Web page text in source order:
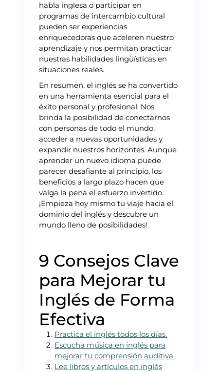
habla inglesa o participar en
programas de intercambio cultural
pueden ser experiencias
enriquecedoras que aceleren nuestro
aprendizaje y nos permitan practicar
nuestras habilidades lingüísticas en
situaciones reales.
En resumen, el inglés se ha convertido
en una herramienta esencial para el
éxito personal y profesional. Nos
brinda la posibilidad de conectarnos
con personas de todo el mundo,
acceder a nuevas oportunidades y
expandir nuestros horizontes. Aunque
aprender un nuevo idioma puede
parecer desafiante al principio, los
beneficios a largo plazo hacen que
valga la pena el esfuerzo invertido.
¡Empieza hoy mismo tu viaje hacia el
dominio del inglés y descubre un
mundo lleno de posibilidades!
9 Consejos Clave
para Mejorar tu
Inglés de Forma
Efectiva
Practica el inglés todos los días.
Escucha música en inglés para
mejorar tu comprensión auditiva.
Lee libros y artículos en inglés